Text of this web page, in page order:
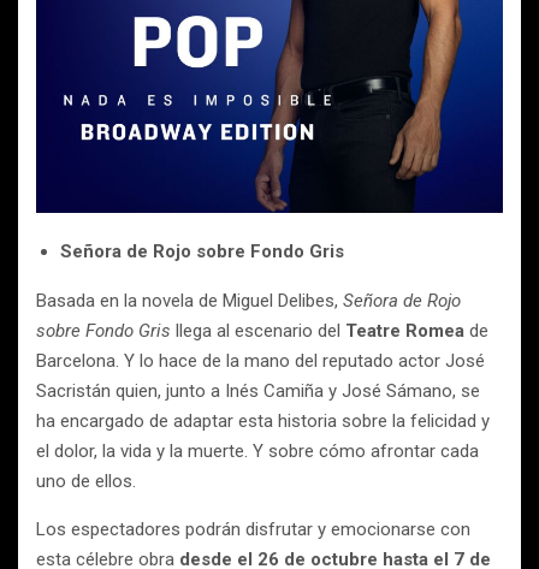
Señora de Rojo sobre Fondo Gris
Basada en la novela de Miguel Delibes, Señora de Rojo
sobre Fondo Gris llega al escenario del Teatre Romea de
Barcelona. Y lo hace de la mano del reputado actor José
Sacristán quien, junto a Inés Camiña y José Sámano, se
ha encargado de adaptar esta historia sobre la felicidad y
el dolor, la vida y la muerte. Y sobre cómo afrontar cada
uno de ellos.
Los espectadores podrán disfrutar y emocionarse con
esta célebre obra desde el 26 de octubre hasta el 7 de